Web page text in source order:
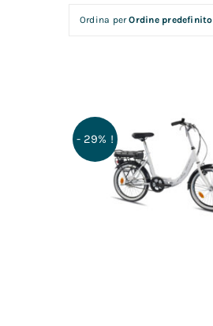
Ordina perOrdine predefinito
- 29% !